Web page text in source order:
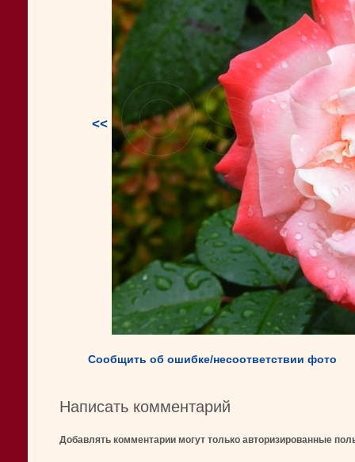
<<
Сообщить об ошибке/несоответствии фото
Написать комментарий
Добавлять комментарии могут только авторизированные